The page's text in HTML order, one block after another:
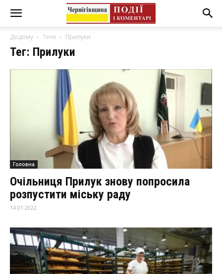
Додому Теги Прилуки
Тег: Прилуки
Головна
Очільниця Прилук знову попросила
розпустити міську раду
14.01.2022